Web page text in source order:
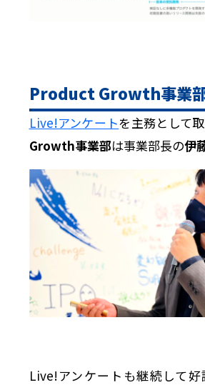
Product Growth事業
Live!アンケートを主務として
Growth事業部は事業部長の伊
Live!アンケートも継続して